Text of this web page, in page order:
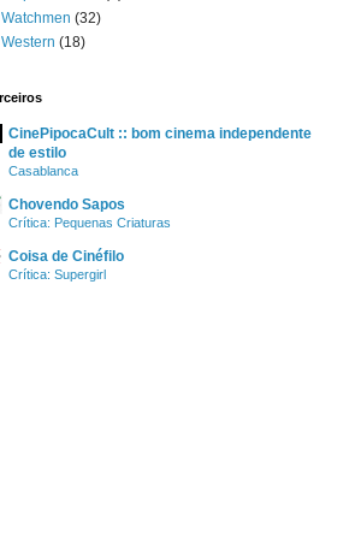
Watchmen (32)
Western (18)
CinePipocaCult :: bom cinema independente
de estilo
Casablanca
Chovendo Sapos
Crítica: Pequenas Criaturas
Coisa de Cinéfilo
Crítica: Supergirl